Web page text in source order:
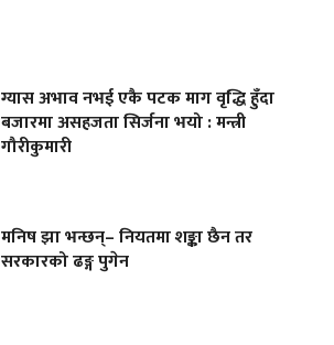
ग्यास अभाव नभई एकै पटक माग वृद्धि हुँदा
बजारमा असहजता सिर्जना भयो : मन्त्री
गौरीकुमारी
मनिष झा भन्छन्– नियतमा शङ्का छैन तर
सरकारको ढङ्ग पुगेन